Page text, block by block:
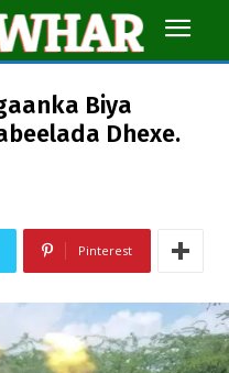
Biya
Dhexe.
Pinterest